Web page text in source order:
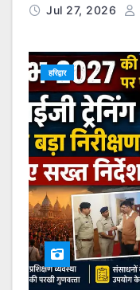
Jul 27, 2026
हरिद्वार